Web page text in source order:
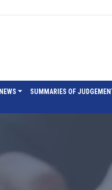
NEWS SUMMARIES OF